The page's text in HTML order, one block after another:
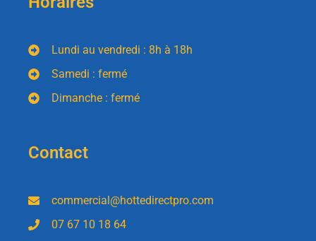
Lundi au vendredi : 8h à 18h
Samedi : fermé
Dimanche : fermé
Contact
commercial@hottedirectpro.com
07 67 10 18 64